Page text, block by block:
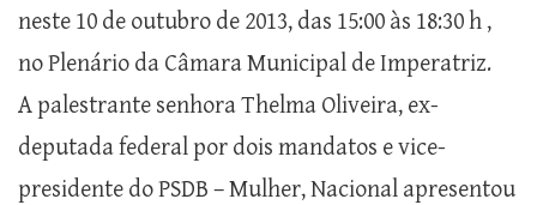
neste 10 de outubro de 2013, das 15:00 às 18:30 h ,
no Plenário da Câmara Municipal de Imperatriz.
A palestrante senhora Thelma Oliveira, ex-
deputada federal por dois mandatos e vice-
presidente do PSDB – Mulher, Nacional apresentou